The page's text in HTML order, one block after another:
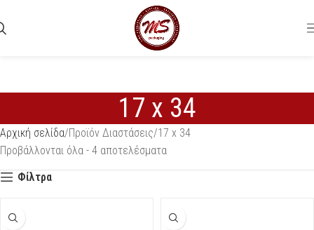
17 x 34
Αρχική σελίδα Προϊόν Διαστάσεις 17 x 34
Προβάλλονται όλα - 4 αποτελέσματα
Φίλτρα